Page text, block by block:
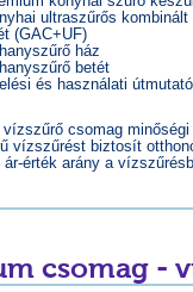
ultraszűrős kombinált
(GAC+UF)
ház
betét
és használati útmutató
vízszűrő csomag minőségi
vízszűrést biztosít
ár-érték arány a
csomag -